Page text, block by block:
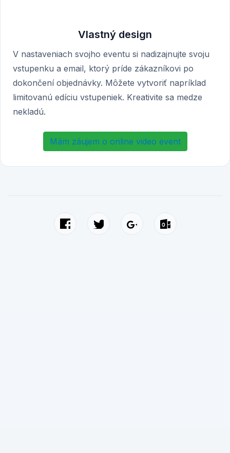
Vlastný design
V nastaveniach svojho eventu si nadizajnujte svoju
vstupenku a email, ktorý príde zákazníkovi po
dokončení objednávky. Môžete vytvoriť napríklad
limitovanú edíciu vstupeniek. Kreativite sa medze
nekladú.
Mám záujem o online video event